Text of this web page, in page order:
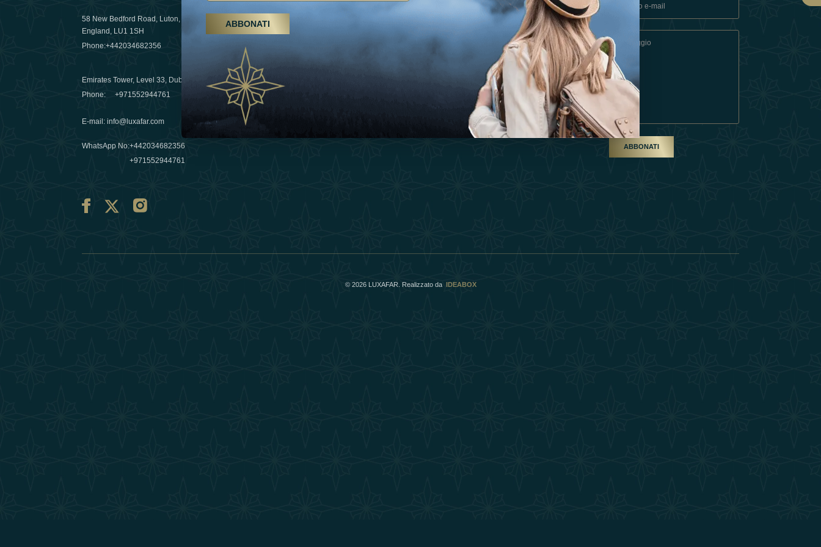
58 New Bedford Road, Luton,
England, LU1 1SH
Phone:+442034682356
Emirates Tower, Level 33, Dubai, UAE
Phone:+971552944761
E-mail :info@luxafar.com
WhatsApp No:+442034682356
+971552944761
Escursioni, trattamenti termali e yoga, gli
Emirati Arabi Uniti crescono come
destinazione del benessere
03 April 2025
Évasions hivernales pour les voyageurs des
Émirats: refinir le voyage de luxe
10 March 2025
Esperienza
Termini E Condizioni
Diventa Un Partner
Our Team
ABBONATI
© 2026 LUXAFAR. Realizzato da IDEABOX
ABBONATI